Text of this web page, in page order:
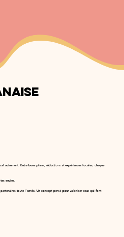
autrement. Entre bons plans, réductions et expériences locales, chaque
envies.
toute l’année. Un concept pensé pour valoriser ceux qui font